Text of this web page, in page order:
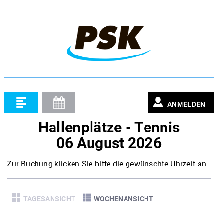
ANMELDEN
Hallenplätze - Tennis
06 August 2026
Zur Buchung klicken Sie bitte die gewünschte Uhrzeit an.
TAGESANSICHT WOCHENANSICHT